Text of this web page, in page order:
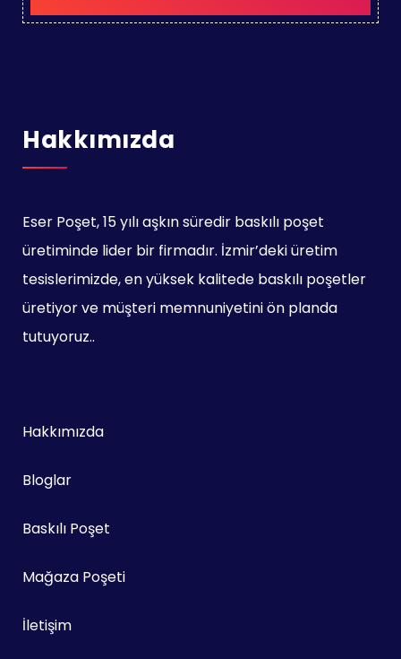
Hakkımızda
Eser Poşet, 15 yılı aşkın süredir baskılı poşet
üretiminde lider bir firmadır. İzmir’deki üretim
tesislerimizde, en yüksek kalitede baskılı poşetler
üretiyor ve müşteri memnuniyetini ön planda
tutuyoruz..
Hakkımızda
Bloglar
Baskılı Poşet
Mağaza Poşeti
İletişim